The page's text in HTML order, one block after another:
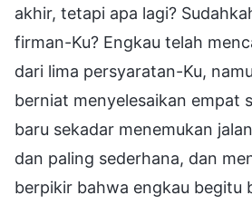
akhir, tetapi apa lagi?
firman-Ku? Engkau telah
dari lima persyaratan-Ku,
berniat menyelesaikan empat
baru sekadar menemukan
dan paling sederhana, dan
berpikir bahwa engkau begitu